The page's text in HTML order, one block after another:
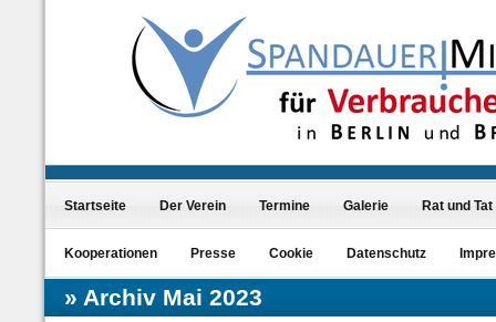
Startseite Der Verein Termine Galerie Rat und Tat
Kooperationen Presse Cookie Datenschutz
Archiv Mai 2023